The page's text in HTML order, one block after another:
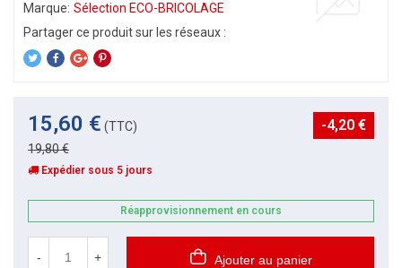
Marque: Sélection ECO-BRICOLAGE
15,60 € (TTC)
19,80 €
-4,20 €
Expédier sous 5 jours
Réapprovisionnement en cours
- + Ajouter au panier